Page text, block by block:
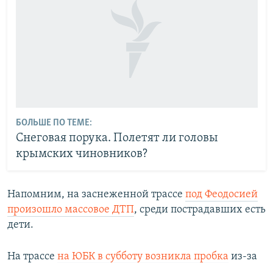
БОЛЬШЕ ПО ТЕМЕ:
Снеговая порука. Полетят ли головы
крымских чиновников?
Напомним, на заснеженной трассе под Феодосией
произошло массовое ДТП, среди пострадавших есть
дети.
На трассе на ЮБК в субботу возникла пробка из-за